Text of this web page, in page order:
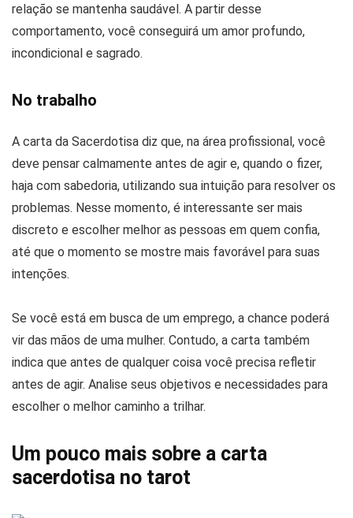
relação se mantenha saudável. A partir desse
comportamento, você conseguirá um amor profundo,
incondicional e sagrado.
No trabalho
A carta da Sacerdotisa diz que, na área profissional, você
deve pensar calmamente antes de agir e, quando o fizer,
haja com sabedoria, utilizando sua intuição para resolver os
problemas. Nesse momento, é interessante ser mais
discreto e escolher melhor as pessoas em quem confia,
até que o momento se mostre mais favorável para suas
intenções.
Se você está em busca de um emprego, a chance poderá
vir das mãos de uma mulher. Contudo, a carta também
indica que antes de qualquer coisa você precisa refletir
antes de agir. Analise seus objetivos e necessidades para
escolher o melhor caminho a trilhar.
Um pouco mais sobre a carta
sacerdotisa no tarot